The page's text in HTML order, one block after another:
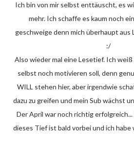
Ich bin von mir selbst enttäuscht, es wird immer weniger statt
mehr. Ich schaffe es kaum noch
geschweige denn mich überhaupt aus
:/
Also wieder mal eine Lesetief. Ich weiß auch nicht wie ich mich
selbst noch motivieren soll, denn
WILL stehen hier, aber irgendwie
dazu zu greifen und mein Sub wächst
Der April war noch richtig erfolgreich... Ach Mensch, ich hoffe
dieses Tief ist bald vorbei und ich habe